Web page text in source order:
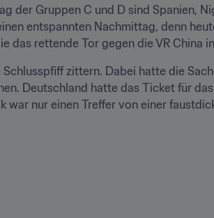
der Gruppen C und D sind Spanien,
entspannten Nachmittag, denn
das rettende Tor gegen die VR China
zittern. Dabei hatte die
Deutschland hatte das Ticket für
war nur einen Treffer von einer